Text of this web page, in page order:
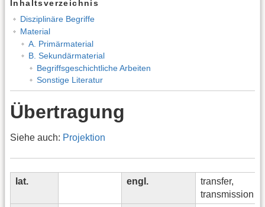
Inhaltsverzeichnis
Disziplinäre Begriffe
Material
A. Primärmaterial
B. Sekundärmaterial
Begriffsgeschichtliche Arbeiten
Sonstige Literatur
Übertragung
Siehe auch: Projektion
lat. engl.
transfer,
transmission